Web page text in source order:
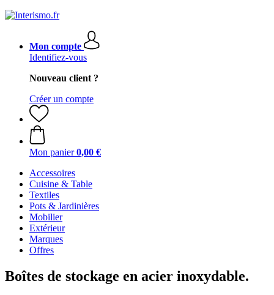
Mon compte
Identifiez-vous
Nouveau client ?
Créer un compte
Mon panier 0,00 €
Accessoires
Cuisine & Table
Textiles
Pots & Jardinières
Mobilier
Extérieur
Marques
Offres
Boîtes de stockage en acier inoxydable.